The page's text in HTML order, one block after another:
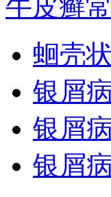
牛皮癣
蛔壳
银屑
银屑
银屑